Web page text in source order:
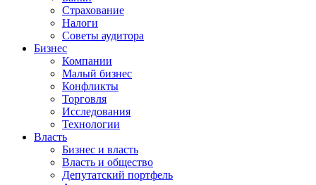
Страхование
Налоги
Советы аудитора
Бизнес
Компании
Малый бизнес
Конфликты
Торговля
Исследования
Технологии
Власть
Бизнес и власть
Власть и общество
Депутатский портфель